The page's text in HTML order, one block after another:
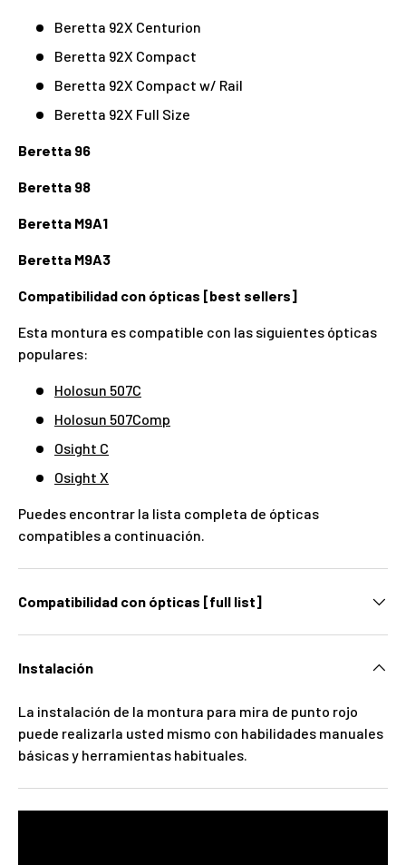
Beretta 92X Centurion
Beretta 92X Compact
Beretta 92X Compact w/ Rail
Beretta 92X Full Size
Beretta 96
Beretta 98
Beretta M9A1
Beretta M9A3
Compatibilidad con ópticas [best sellers]
Esta montura es compatible con las siguientes ópticas
populares:
Holosun 507C
Holosun 507Comp
Osight C
Osight X
Puedes encontrar la lista completa de ópticas
compatibles a continuación.
Compatibilidad con ópticas [full list]
Instalación
La instalación de la montura para mira de punto rojo
puede realizarla usted mismo con habilidades manuales
básicas y herramientas habituales.